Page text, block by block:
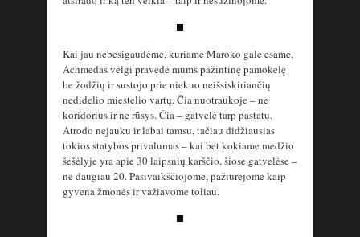
Kai jau nebesigaudėme, kuriame Maroko gale esame,
Achmedas vėlgi pravedė mums pažintinę pamokėlę
be žodžių ir sustojo prie niekuo neišsiskiriančių
nedidelio miestelio vartų. Čia nuotraukoje – ne
koridorius ir ne rūsys. Čia – gatvelė tarp pastatų.
Atrodo nejauku ir labai tamsu, tačiau didžiausias
tokios statybos privalumas – kai bet kokiame medžio
šešėlyje yra apie 30 laipsnių karščio, šiose gatvelėse –
ne daugiau 20. Pasivaikščiojome, pažiūrėjome kaip
gyvena žmonės ir važiavome toliau.